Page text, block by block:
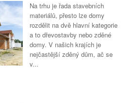
Na trhu je řada stavebních
materiálů, přesto lze domy
rozdělit na dvě hlavní kategorie
a to dřevostavby nebo zděné
domy. V našich krajích je
nejčastější zděný dům, ač se
v...